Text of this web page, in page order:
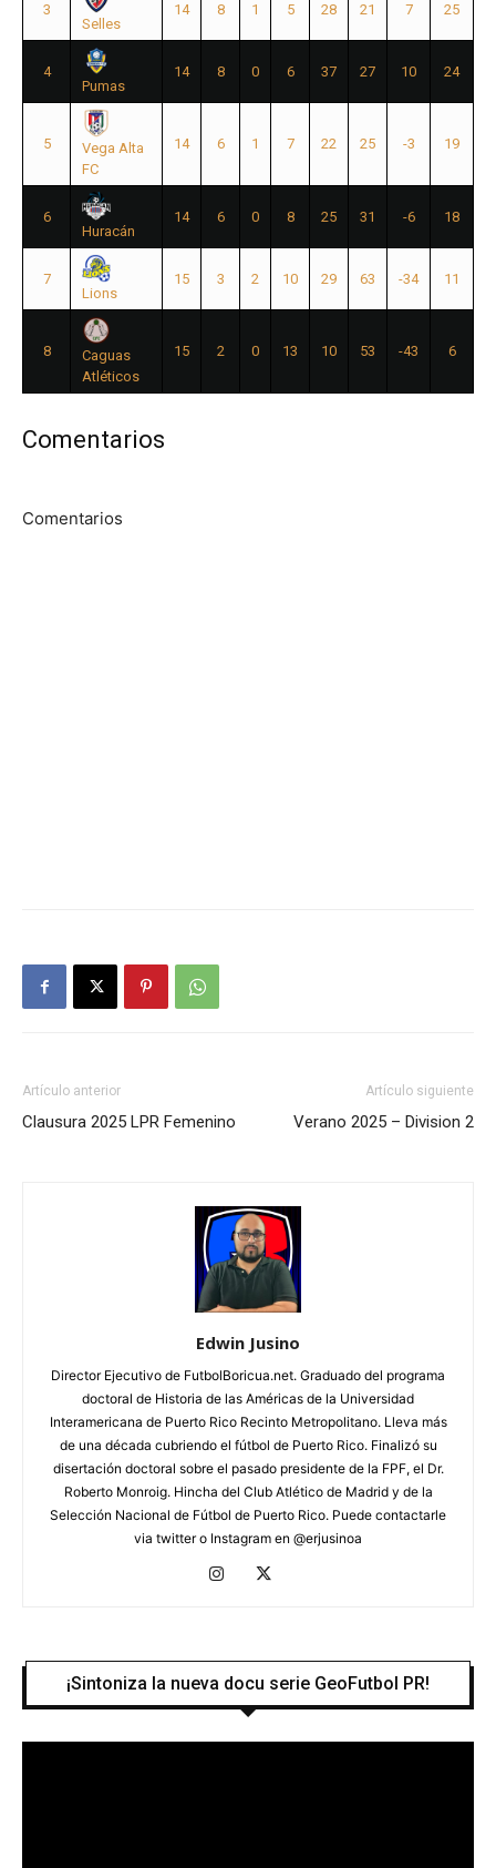
3
Selles
14 8 1 5 28 21 7 25
4
Pumas
14 8 0 6 37 27 10 24
5
Vega Alta
FC
14 6 1 7 22 25 -3 19
6
Huracán
14 6 0 8 25 31 -6 18
7
Lions
15 3 2 10 29 63 -34 11
8
Caguas
Atléticos
15 2 0 13 10 53 -43 6
Comentarios
Comentarios
Artículo anterior
Clausura 2025 LPR Femenino
Artículo siguiente
Verano 2025 – Division 2
Edwin Jusino
Director Ejecutivo de FutbolBoricua.net. Graduado del programa
doctoral de Historia de las Américas de la Universidad
Interamericana de Puerto Rico Recinto Metropolitano. Lleva más
de una década cubriendo el fútbol de Puerto Rico. Finalizó su
disertación doctoral sobre el pasado presidente de la FPF, el Dr.
Roberto Monroig. Hincha del Club Atlético de Madrid y de la
Selección Nacional de Fútbol de Puerto Rico. Puede contactarle
via twitter o Instagram en @erjusinoa
¡Sintoniza la nueva docu serie GeoFutbol PR!